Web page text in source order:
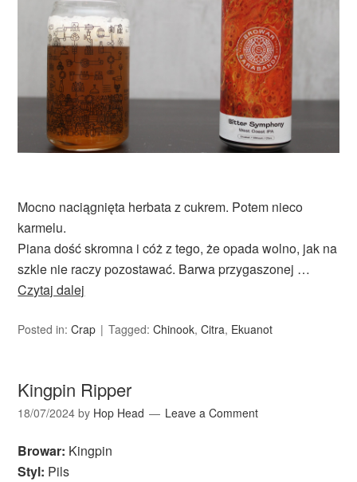
Mocno naciągnięta herbata z cukrem. Potem nieco
karmelu.
Piana dość skromna i cóż z tego, że opada wolno, jak na
szkle nie raczy pozostawać. Barwa przygaszonej …
Czytaj dalej
Posted in:Crap Tagged:Chinook,Citra, Ekuanot
Kingpin Ripper
18/07/2024 by Hop Head Leave a Comment
Browar: Kingpin
Styl: Pils